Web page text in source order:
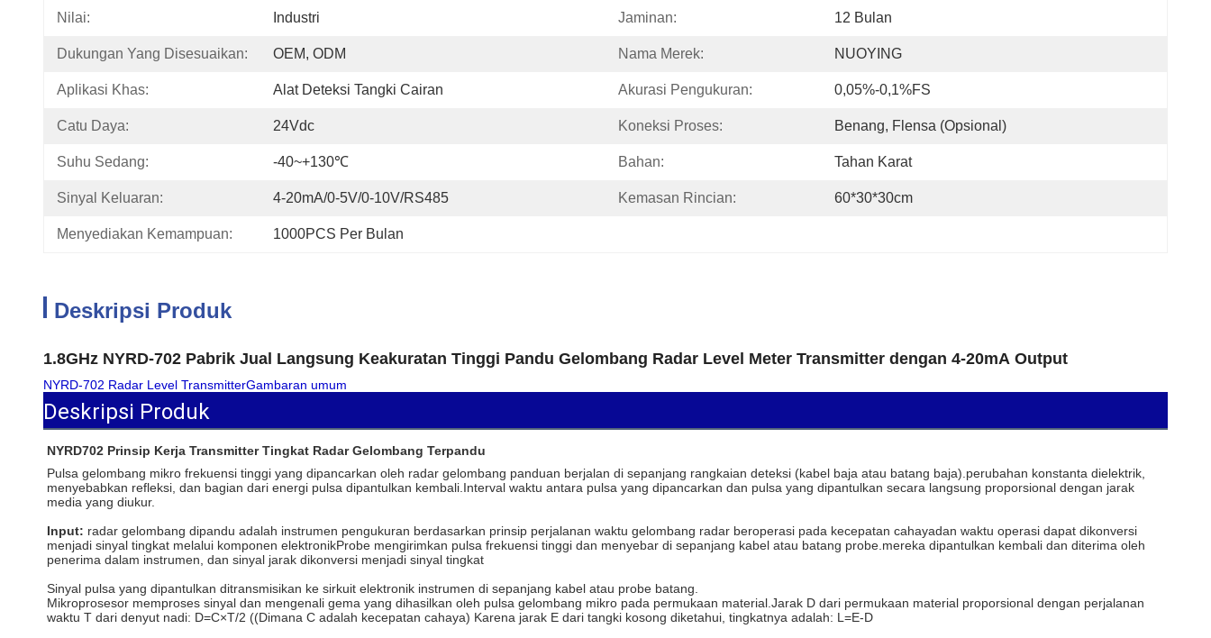
Nilai: Industri Jaminan: 12 Bulan
Dukungan Yang Disesuaikan: OEM, ODM Nama Merek: NUOYING
Aplikasi Khas: Alat Deteksi Tangki Cairan Akurasi Pengukuran: 0,05%-0,1%FS
Catu Daya: 24Vdc Koneksi Proses: Benang, Flensa (opsional)
Suhu Sedang: -40~+130℃ Bahan: Tahan Karat
Sinyal Keluaran: 4-20mA/0-5V/0-10V/RS485 Kemasan Rincian: 60*30*30cm
Menyediakan Kemampuan: 1000PCS Per Bulan
Deskripsi Produk
1.8GHz NYRD-702 Pabrik Jual Langsung Keakuratan Tinggi Pandu Gelombang Radar Level Meter Transmitter dengan 4-20mA Output
NYRD-702 Radar Level TransmitterGambaran umum
Deskripsi Produk
NYRD702 Prinsip Kerja Transmitter Tingkat Radar Gelombang Terpandu
Pulsa gelombang mikro frekuensi tinggi yang dipancarkan oleh radar gelombang panduan berjalan di sepanjang rangkaian deteksi (kabel baja atau batang baja).perubahan konstanta dielektrik,
menyebabkan refleksi, dan bagian dari energi pulsa dipantulkan kembali.Interval waktu antara pulsa yang dipancarkan dan pulsa yang dipantulkan secara langsung proporsional dengan jarak
media yang diukur.
Input: radar gelombang dipandu adalah instrumen pengukuran berdasarkan prinsip perjalanan waktu gelombang radar beroperasi pada kecepatan cahayadan waktu operasi dapat dikonversi
menjadi sinyal tingkat melalui komponen elektronikProbe mengirimkan pulsa frekuensi tinggi dan menyebar di sepanjang kabel atau batang probe.mereka dipantulkan kembali dan diterima oleh
penerima dalam instrumen, dan sinyal jarak dikonversi menjadi sinyal tingkat
Sinyal pulsa yang dipantulkan ditransmisikan ke sirkuit elektronik instrumen di sepanjang kabel atau probe batang.
Mikroprosesor memproses sinyal dan mengenali gema yang dihasilkan oleh pulsa gelombang mikro pada permukaan material.Jarak D dari permukaan material proporsional dengan perjalanan
waktu T dari denyut nadi: D=C×T/2 ((Dimana C adalah kecepatan cahaya) Karena jarak E dari tangki kosong diketahui, tingkatnya adalah: L=E-D